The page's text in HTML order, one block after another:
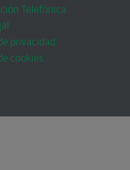
Telefónica
privacidad
cookies